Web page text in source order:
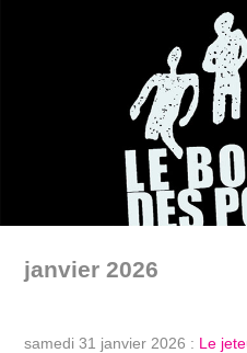
janvier 2026
samedi 31 janvier 2026 : Le